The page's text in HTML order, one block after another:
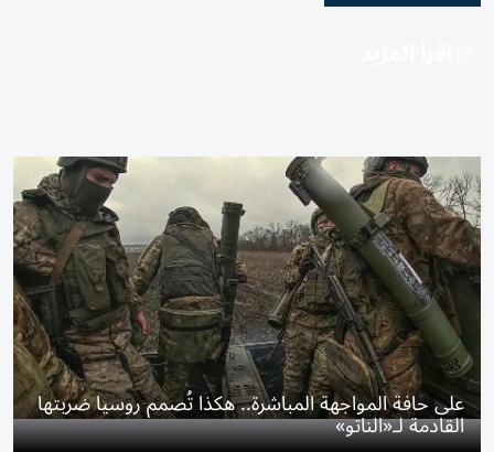
على حافة المواجهة المباشرة.. هكذا تُصمم روسيا ضربتها
القادمة لـ«الناتو»